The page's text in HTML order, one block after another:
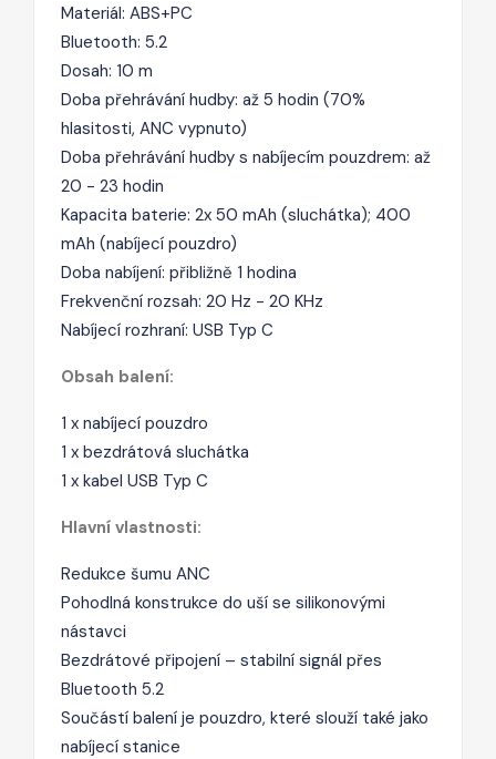
Materiál: ABS+PC
Bluetooth: 5.2
Dosah: 10 m
Doba přehrávání hudby: až 5 hodin (70%
hlasitosti, ANC vypnuto)
Doba přehrávání hudby s nabíjecím pouzdrem: až
20 - 23 hodin
Kapacita baterie: 2x 50 mAh (sluchátka); 400
mAh (nabíjecí pouzdro)
Doba nabíjení: přibližně 1 hodina
Frekvenční rozsah: 20 Hz - 20 KHz
Nabíjecí rozhraní: USB Typ C
Obsah balení:
1 x nabíjecí pouzdro
1 x bezdrátová sluchátka
1 x kabel USB Typ C
Hlavní vlastnosti:
Redukce šumu ANC
Pohodlná konstrukce do uší se silikonovými
nástavci
Bezdrátové připojení – stabilní signál přes
Bluetooth 5.2
Součástí balení je pouzdro, které slouží také jako
nabíjecí stanice